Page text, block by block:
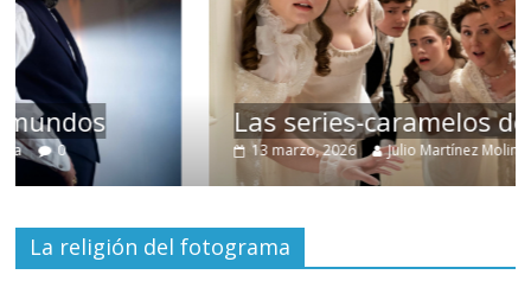
Las series-caramelos de Shondaland
13 marzo, 2026 Julio Martínez Molina 0
La religión del fotograma